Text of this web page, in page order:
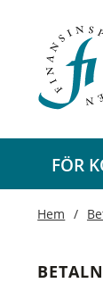
FÖR
Hem